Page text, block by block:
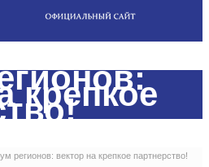
крепкое
регионов: вектор на крепкое партнерство!